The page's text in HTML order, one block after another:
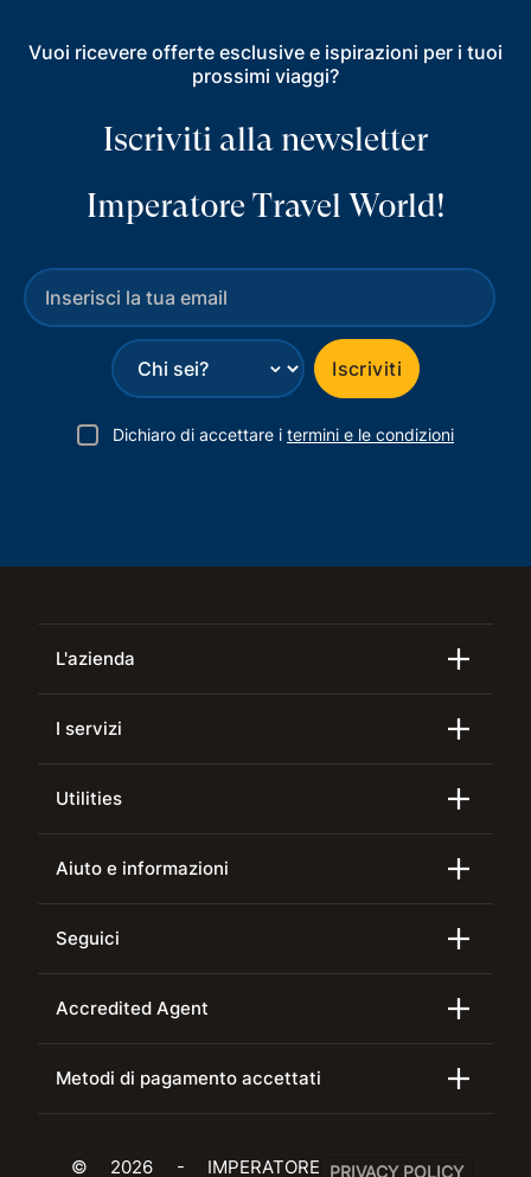
Vuoi ricevere offerte esclusive e ispirazioni per i tuoi
prossimi viaggi?
Iscriviti alla newsletter
Imperatore Travel World!
⌄ Iscriviti
Dichiaro di accettare i termini e le condizioni
L'azienda
I servizi
Utilities
Aiuto e informazioni
Seguici
Accredited Agent
Metodi di pagamento accettati
© 2026 - IMPERATORE PRIVACY POLICY